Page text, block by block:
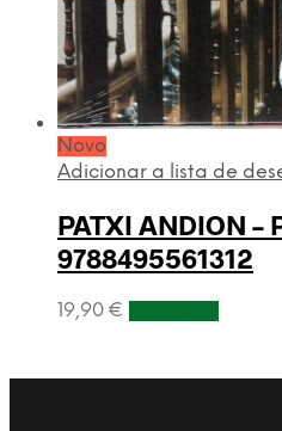
Novo
Adicionar a lista de
PATXI ANDION –
9788495561312
19,90 €